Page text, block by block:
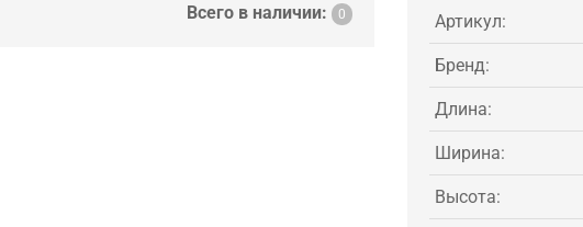
Всего в наличии: 0 Артикул:
Бренд:
Длина:
Ширина:
Высота: